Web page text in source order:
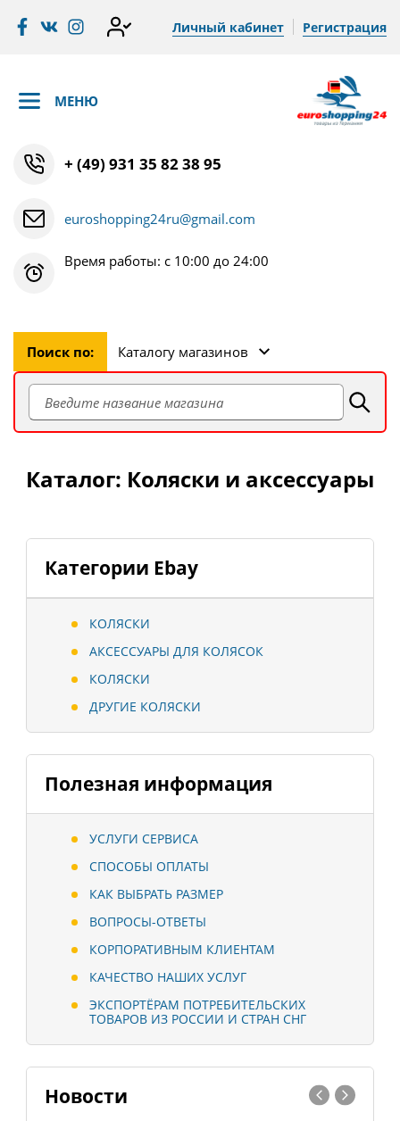
Личный кабинет Регистрация
МЕНЮ
+ (49) 931 35 82 38 95
euroshopping24ru@gmail.com
Время работы: с 10:00 до 24:00
Поиск по: Каталогу магазинов
Категории Ebay
КОЛЯСКИ
АКСЕССУАРЫ ДЛЯ КОЛЯСОК
КОЛЯСКИ
ДРУГИЕ КОЛЯСКИ
Полезная информация
УСЛУГИ СЕРВИСА
СПОСОБЫ ОПЛАТЫ
КАК ВЫБРАТЬ РАЗМЕР
ВОПРОСЫ-ОТВЕТЫ
КОРПОРАТИВНЫМ КЛИЕНТАМ
КАЧЕСТВО НАШИХ УСЛУГ
ЭКСПОРТЁРАМ ПОТРЕБИТЕЛЬСКИХ
ТОВАРОВ ИЗ РОССИИ И СТРАН СНГ
Новости
Каталог: Коляски и аксессуары